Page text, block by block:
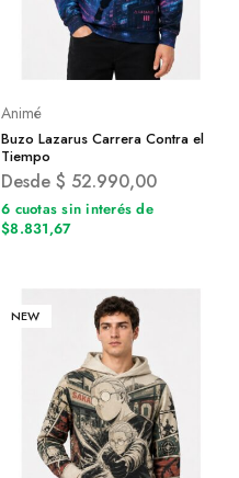
Animé
Buzo Lazarus Carrera Contra el
Tiempo
Desde $ 52.990,00
6 cuotas sin interés de
$8.831,67
NEW